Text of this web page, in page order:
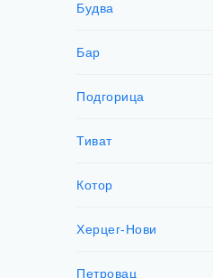
Будва
Бар
Подгорица
Тиват
Котор
Херцег-Нови
Петровац